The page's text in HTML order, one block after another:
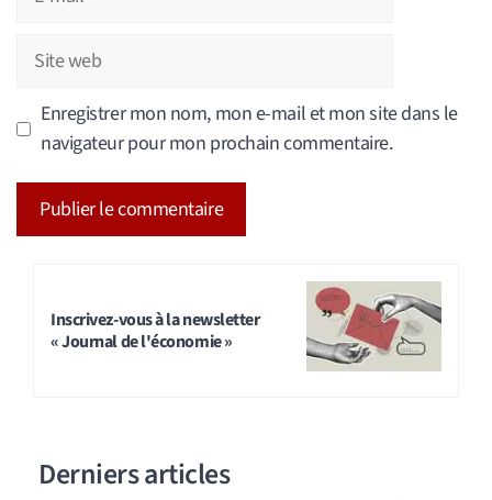
Site
web
Enregistrer mon nom, mon e-mail et mon site dans le
navigateur pour mon prochain commentaire.
Inscrivez-vous à la newsletter
« Journal de l'économie »
Derniers articles